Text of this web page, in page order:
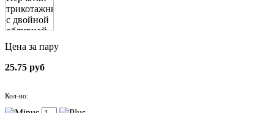
Цена за пару
25.75 руб
Кол-во: